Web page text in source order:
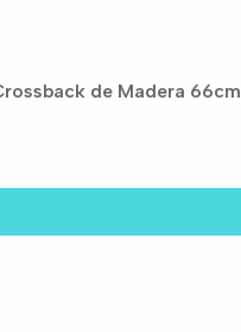
de Madera 66cm